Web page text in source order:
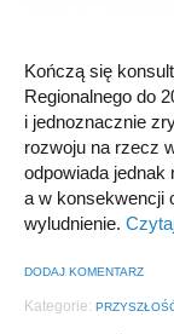
Kończą się
Regionalnego do
i jednoznacznie
rozwoju na rzecz
odpowiada
a w konsekwencji
wyludnienie.
DODAJ KOMENTARZ
Kategorie: